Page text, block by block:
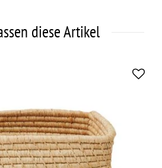
diese Artikel